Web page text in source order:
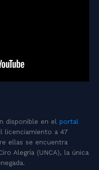
disponible en el portal
licenciamiento a 47
ellas se encuentra
Alegría (UNCA), la única